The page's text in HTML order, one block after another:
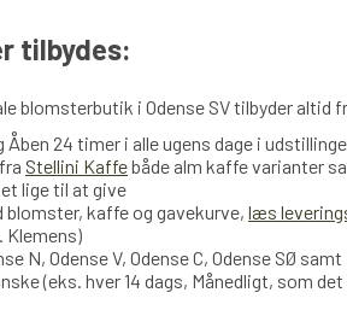
tilbydes:
blomsterbutik i Odense SV tilbyder
24 timer i alle ugens dage i
Stellini Kaffebåde alm kaffe varianter
lige til at give
blomster, kaffe og gavekurve, læs
Klemens)
N, Odense V, Odense C, Odense SØ samt
(eks. hver 14 dags, Månedligt, som